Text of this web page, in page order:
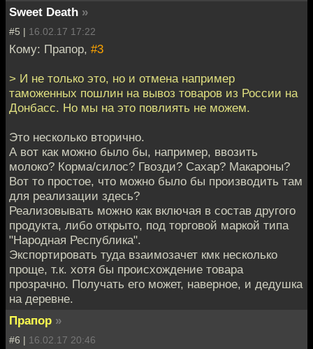
Sweet Death »
#5 | 16.02.17 17:22
Кому: Прапор, #3
> И не только это, но и отмена например
таможенных пошлин на вывоз товаров из России на
Донбасс. Но мы на это повлиять не можем.
Это несколько вторично.
А вот как можно было бы, например, ввозить
молоко? Корма/силос? Гвозди? Сахар? Макароны?
Вот то простое, что можно было бы производить там
для реализации здесь?
Реализовывать можно как включая в состав другого
продукта, либо открыто, под торговой маркой типа
"Народная Республика".
Экспортировать туда взаимозачет кмк несколько
проще, т.к. хотя бы происхождение товара
прозрачно. Получать его может, наверное, и дедушка
на деревне.
Прапор »
#6 | 16.02.17 20:46